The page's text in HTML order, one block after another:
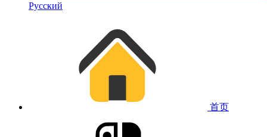
Русский
首页